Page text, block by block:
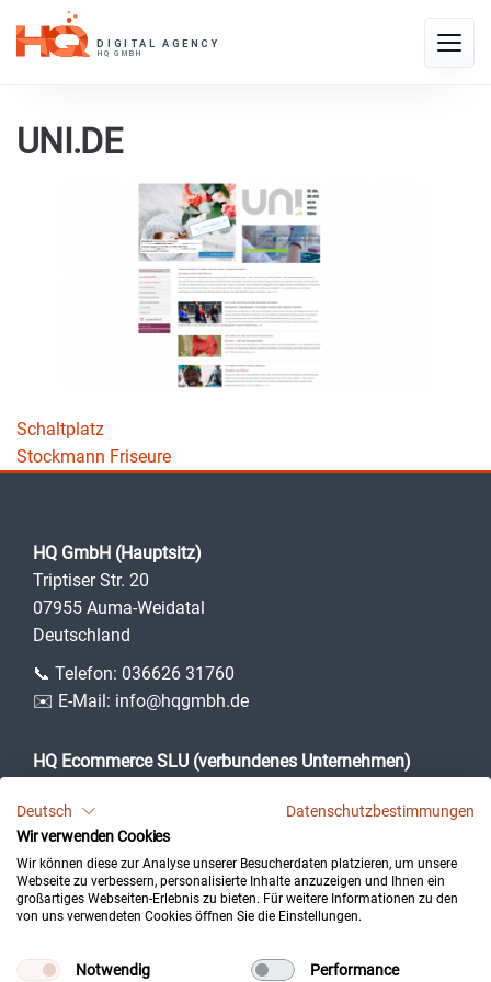
Toggle
UNI.DE
Beitragsnavigation
Schaltplatz
Stockmann Friseure
HQ GmbH (Hauptsitz)
Triptiser Str. 20
07955 Auma-Weidatal
Deutschland
📞 Telefon: 036626 31760
✉️ E-Mail: info@hqgmbh.de
HQ Ecommerce SLU (verbundenes Unternehmen)
07360 Lloseta (Illes Balears)
Spanien
Impressum
Deutsch
Datenschutzbestimmungen
Wir verwenden Cookies
Wir können diese zur Analyse unserer Besucherdaten platzieren, um unsere
Webseite zu verbessern, personalisierte Inhalte anzuzeigen und Ihnen ein
großartiges Webseiten-Erlebnis zu bieten. Für weitere Informationen zu den
von uns verwendeten Cookies öffnen Sie die Einstellungen.
Notwendig Performance